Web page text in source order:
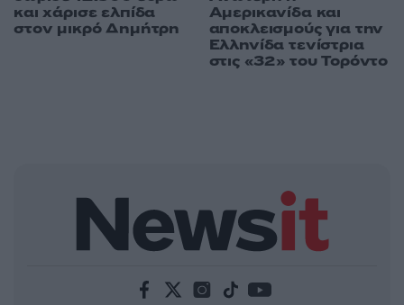
και χάρισε ελπίδα
στον μικρό Δημήτρη
Αμερικανίδα και
αποκλεισμούς για την
Ελληνίδα τενίστρια
στις «32» του Τορόντο